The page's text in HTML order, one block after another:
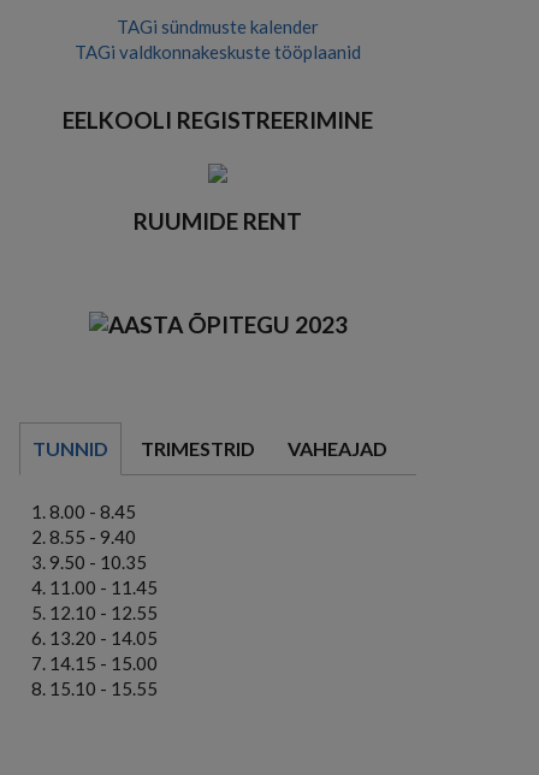
TAGi sündmuste kalender
TAGi valdkonnakeskuste tööplaanid
EELKOOLI REGISTREERIMINE
RUUMIDE RENT
TUNNID TRIMESTRID VAHEAJAD
8.00 - 8.45
8.55 - 9.40
9.50 - 10.35
11.00 - 11.45
12.10 - 12.55
13.20 - 14.05
14.15 - 15.00
15.10 - 15.55